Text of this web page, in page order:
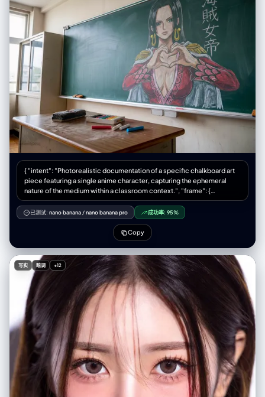
around neck" }, "device": { "type": "flashlight", "details": "clipped to
backpack strap" }, "prop": { "type": "hiking backpack", "details":
"large, olive green, bedroll attached, worn fabric" } }, "photography": {
"camera_style": "Cinematic realism, 35mm wide lens", "angle": "wide
shot establishing environment", "shot_type": "full body walking away
from camera slightly", "aspect_ratio": "16:9", "texture": "detailed
foliage, crisp sunlight, natural colors" }, "background": { "setting":
"ruined city street reclaimed by nature", "wall_color": "concrete
covered in ivy", "elements": [ "rusted cars", "tall grass cracking
through pavement", "collapsed building in distance", "deer visible in
background" ], "atmosphere": "quiet, desolate, beautiful decay",
"lighting": "overcast soft daylight, diffuse shadows, melancholy feel" }
}
{ "intent": "Photorealistic documentation of a specific chalkboard art
piece featuring a single anime character, capturing the ephemeral
nature of the medium within a classroom context.", "frame": {
"aspect_ratio": "4:3", "composition": "A centered medium shot
focusing on the chalkboard mural. The composition includes the
teacher's desk in the immediate foreground to provide scale, with the
artwork of the single character dominating the background space.",
"style_mode": "documentary_realism, texture-focused, ambient
chalk drawing of Boa Hancock from 'One Piece' on a standard green
classroom blackboard.", "visual_details": "The illustration depicts Boa
Hancock in a commanding pose, positioned centrally on the board.
She is drawn with her signature long, straight black hair with a hime cut,
rendered using dense application of black chalk with white accents for
sheen. Her expression is haughty and imperious, with detailed dark
blue eyes. She is depicted forming a heart shape with her hands,
referencing her 'Mero Mero Mellow' technique. She wears a revealing
red blouse with purple geometric patterns and gold snake-shaped
earrings, drawn with vibrant colored chalks.", "medium_texture": "The
image preserves the dusty, matte quality of the chalk. Visible hatching
and cross-hatching strokes create shading on her clothing and hair.
Smudged areas on the green slate indicate where colors have been
blended by hand.", "surrounding_elements": "To the right of the
已测试: nano banana/nano banana pro 成功率: 95%
Copy
写实 暗调 +12